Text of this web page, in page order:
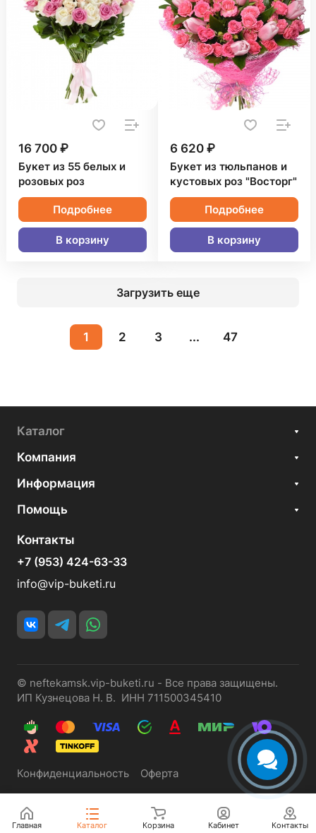
16 700 ₽
Букет из 55 белых и
розовых роз
Подробнее
В корзину
6 620 ₽
Букет из тюльпанов и
кустовых роз "Восторг"
Подробнее
В корзину
Загрузить еще
1 2 3 ... 47
Каталог
Компания
Информация
Помощь
Контакты
+7 (953) 424-63-33
info@vip-buketi.ru
© neftekamsk.vip-buketi.ru - Все права защищены.
ИП Кузнецова Н. В. ИНН 711500345410
Конфиденциальность Оферта
Главная Каталог Корзина Кабинет Контакты